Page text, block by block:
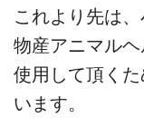
これより先は
物産アニマル
使用して頂く
います。